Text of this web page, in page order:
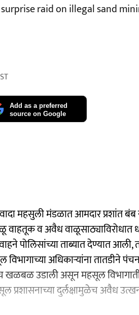
raid on illegal sand
Add as a preferred
source on Google
महसुली मंडळात आमदार प्रशांत बंब
वाहतूक व अवैध वाळूसाठ्याविरोधात
पोलिसांच्या ताब्यात देण्यात आली,
अधिकाऱ्यांना तातडीने
उडाली असून महसूल
प्रशासनाच्या दुर्लक्षामुळेच अवैध